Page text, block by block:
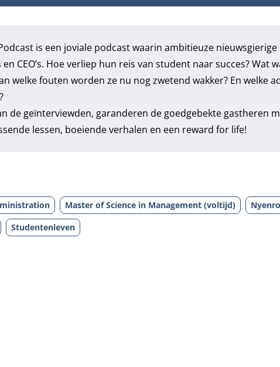
is een joviale podcast waarin ambitieuze
CEO’s. Hoe verliep hun reis van student naar succes? Wat
welke fouten worden ze nu nog zwetend wakker? En welke
de geïnterviewden, garanderen de goedgebekte gastheren
lessen, boeiende verhalen en een reward for life!
Master of Science in Management (voltijd)
Studentenleven